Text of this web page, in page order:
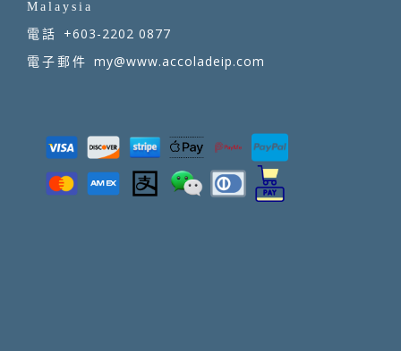
Malaysia
電話 +603-2202 0877
電子郵件 my@www.accoladeip.com